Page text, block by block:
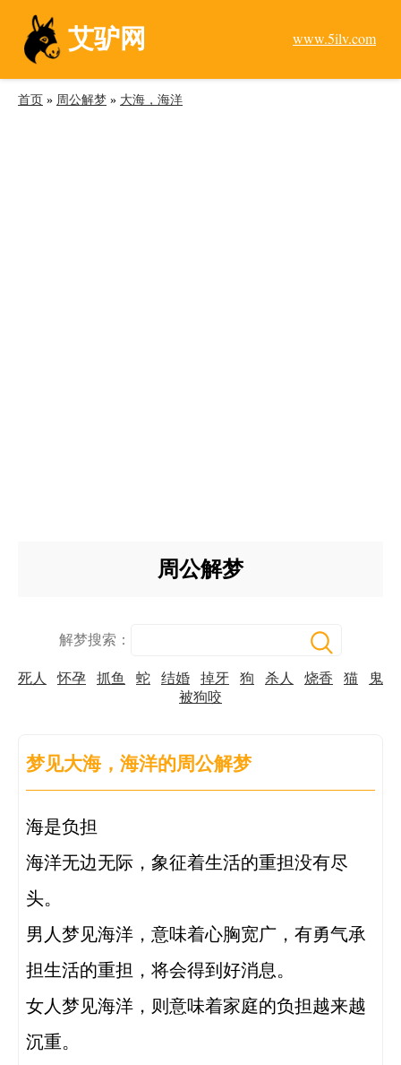
www.5ilv.com
艾驴网
首页 » 周公解梦 » 大海，海洋
周公解梦
解梦搜索：
死人 怀孕 抓鱼 蛇 结婚 掉牙 狗 杀人 烧香 猫
鬼
被狗咬
梦见大海，海洋的周公解梦
海是负担
海洋无边无际，象征着生活的重担没有尽
头。
男人梦见海洋，意味着心胸宽广，有勇气承
担生活的重担，将会得到好消息。
女人梦见海洋，则意味着家庭的负担越来越
沉重。